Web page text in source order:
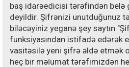
baş idarəedicisi tərəfindən belə
deyildir. Şifrənizi unutduğunuz
biləcəyiniz yeganə şey saytın
funksiyasından istifadə edərək
vasitəsilə yeni şifrə əldə etmək
heç bir məlumat tərəfimizdən